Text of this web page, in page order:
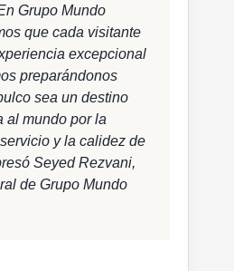
Grupo Mundo
que cada visitante
excepcional
preparándonos
sea un destino
al mundo por la
y la calidez de
Seyed Rezvani,
de Grupo Mundo